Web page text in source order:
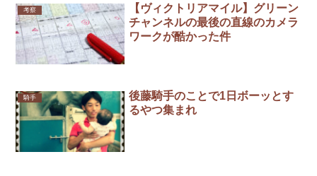
考察
【ヴィクトリアマイル】グリーン
チャンネルの最後の直線のカメラ
ワークが酷かった件
騎手
後藤騎手のことで1日ボーッとす
るやつ集まれ